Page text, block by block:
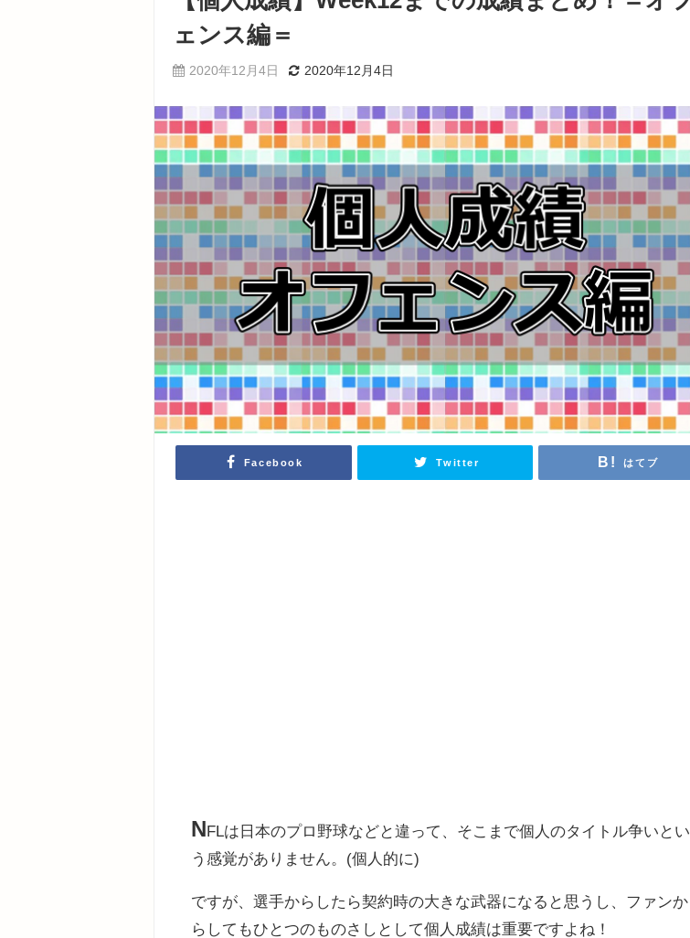
ェンス編＝
2020年12月4日 2020年12月4日
Facebook Twitter はてブ
NFLは日本のプロ野球などと違って、そこまで個人のタイトル争いとい
う感覚がありません。(個人的に)
ですが、選手からしたら契約時の大きな武器になると思うし、ファンか
らしてもひとつのものさしとして個人成績は重要ですよね！